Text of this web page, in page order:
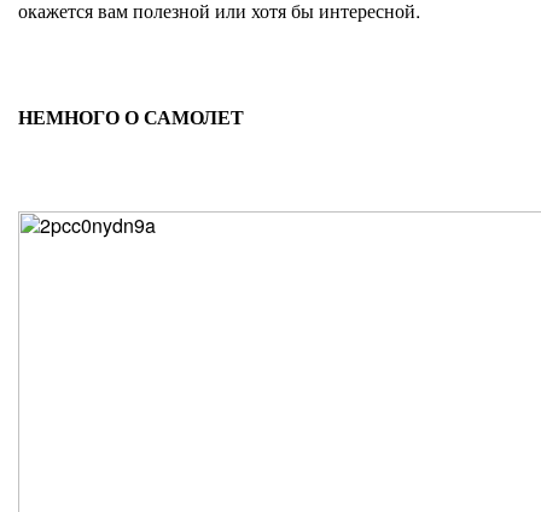
окажется вам полезной или хотя бы интересной.
НЕМНОГО О САМОЛЕТ